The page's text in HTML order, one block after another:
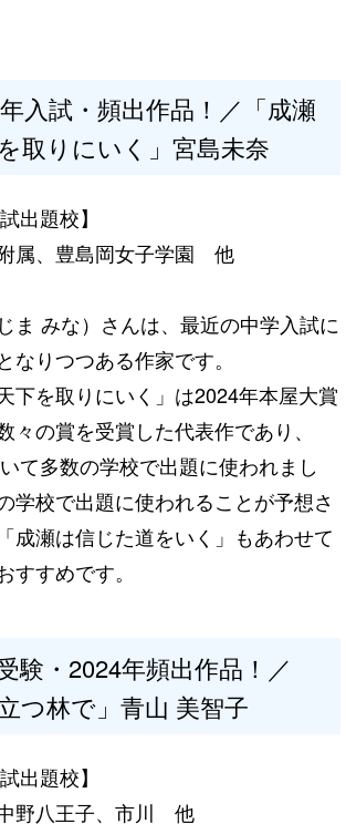
入試・頻出作品！／「成瀬
取りにいく」宮島未奈
出題校】
属、豊島岡女子学園 他
ま みな）さんは、最近の中学入試に
なりつつある作家です。
下を取りにいく」は2024年本屋大賞
々の賞を受賞した代表作であり、
て多数の学校で出題に使われまし
学校で出題に使われることが予想さ
成瀬は信じた道をいく」もあわせて
すすめです。
験・2024年頻出作品！／
つ林で」青山 美智子
出題校】
野八王子、市川 他